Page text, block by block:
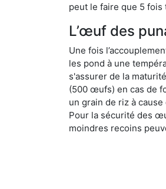
peut le faire que 5 fois
L’œuf des
Une fois
les pond à une
s'assurer de la
(500 œufs) en cas de
un grain de riz à
Pour la sécurité des
moindres recoins